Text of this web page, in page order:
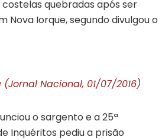
quebradas após ser
Nova Iorque, segundo divulgou o
Nacional, 01/07/2016)
o sargento e a 25ª
Inquéritos pediu a prisão